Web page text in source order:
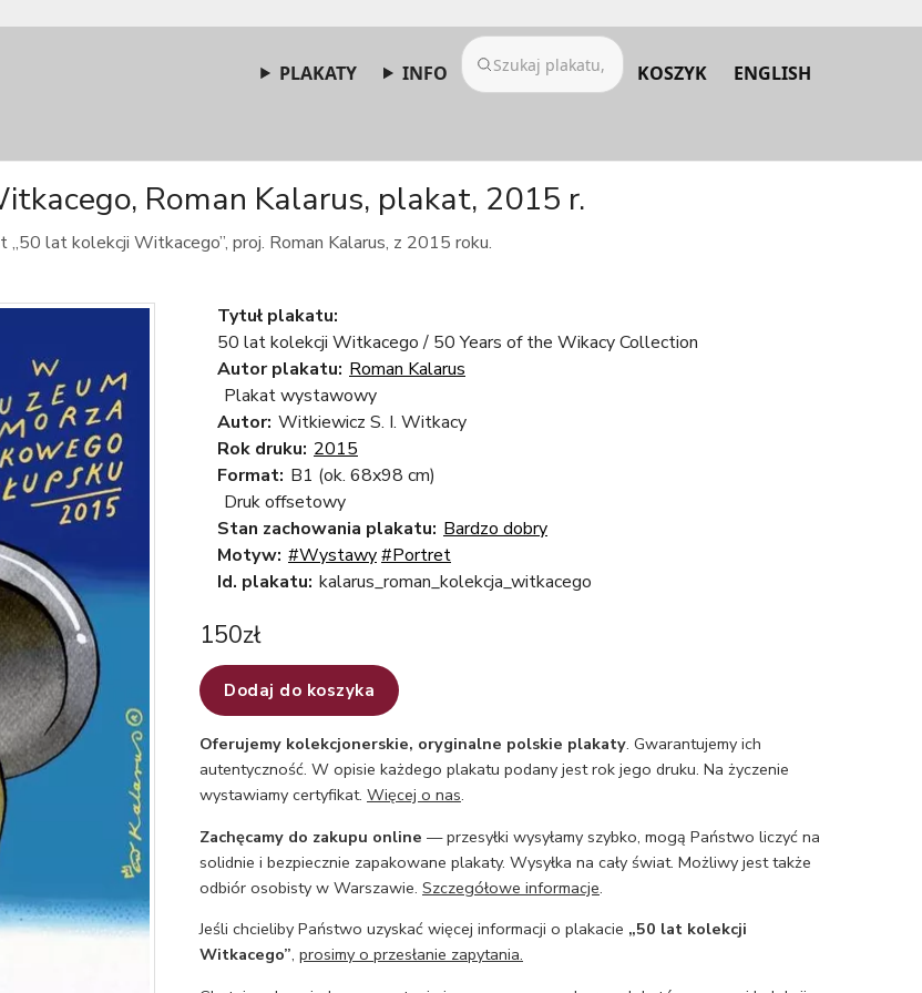
PLAKATY INFO KOSZYK ENGLISH
Roman Kalarus, plakat, 2015 r.
„50 lat kolekcji Witkacego”, proj. Roman Kalarus, z 2015 roku.
Tytuł plakatu:
50 lat kolekcji Witkacego / 50 Years of the Wikacy Collection
Autor plakatu: Roman Kalarus
Plakat wystawowy
Autor: Witkiewicz S. I. Witkacy
Rok druku: 2015
Format: B1 (ok. 68x98 cm)
Druk offsetowy
Stan zachowania plakatu: Bardzo dobry
Motyw: #Wystawy#Portret
Id. plakatu: kalarus_roman_kolekcja_witkacego
150zł
Dodaj do koszyka
Oferujemy kolekcjonerskie, oryginalne polskie plakaty. Gwarantujemy ich
autentyczność. W opisie każdego plakatu podany jest rok jego druku. Na życzenie
wystawiamy certyfikat. Więcej o nas.
Zachęcamy do zakupu online — przesyłki wysyłamy szybko, mogą Państwo liczyć na
solidnie i bezpiecznie zapakowane plakaty. Wysyłka na cały świat. Możliwy jest także
odbiór osobisty w Warszawie. Szczegółowe informacje.
Jeśli chcieliby Państwo uzyskać więcej informacji o plakacie „50 lat kolekcji
Witkacego”, prosimy o przesłanie zapytania.